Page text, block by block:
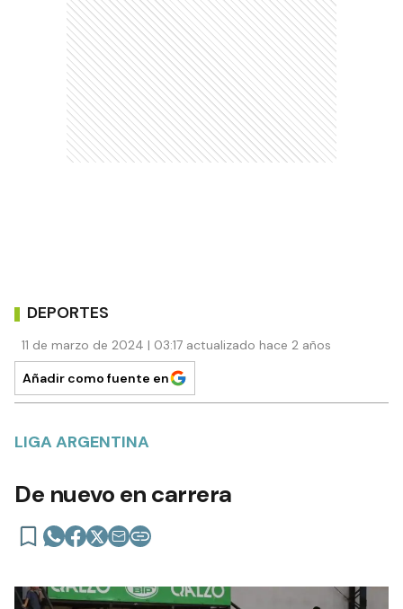
DEPORTES
11 de marzo de 2024 | 03:17 actualizado hace 2 años
Añadir como fuente en
LIGA ARGENTINA
De nuevo en carrera